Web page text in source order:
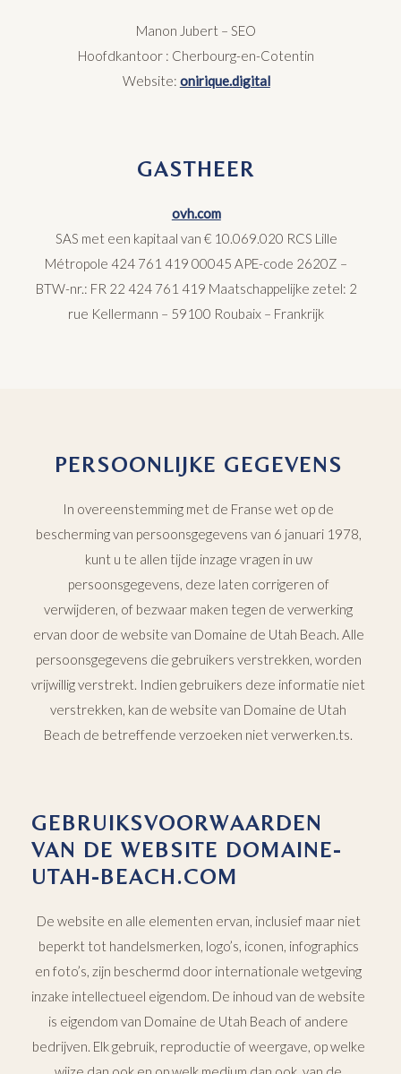
Manon Jubert –SEO
Hoofdkantoor : Cherbourg-en-Cotentin
Website: onirique.digital
GASTHEER
ovh.com
SAS met een kapitaal van € 10.069.020 RCS Lille
Métropole 424 761 419 00045 APE-code 2620Z –
BTW-nr.: FR 22 424 761 419 Maatschappelijke zetel: 2
rue Kellermann – 59100 Roubaix – Frankrijk
PERSOONLIJKE GEGEVENS
In overeenstemming met de Franse wet op de
bescherming van persoonsgegevens van 6 januari 1978,
kunt u te allen tijde inzage vragen in uw
persoonsgegevens, deze laten corrigeren of
verwijderen, of bezwaar maken tegen de verwerking
ervan door de website van Domaine de Utah Beach. Alle
persoonsgegevens die gebruikers verstrekken, worden
vrijwillig verstrekt. Indien gebruikers deze informatie niet
verstrekken, kan de website van Domaine de Utah
Beach de betreffende verzoeken niet verwerken.ts.
GEBRUIKSVOORWAARDEN
VAN DE WEBSITE DOMAINE-
UTAH-BEACH.COM
De website en alle elementen ervan, inclusief maar niet
beperkt tot handelsmerken, logo’s, iconen, infographics
en foto’s, zijn beschermd door internationale wetgeving
inzake intellectueel eigendom. De inhoud van de website
is eigendom van Domaine de Utah Beach of andere
bedrijven. Elk gebruik, reproductie of weergave, op welke